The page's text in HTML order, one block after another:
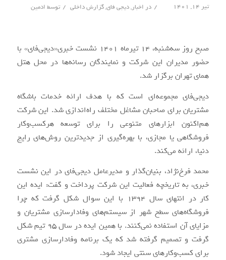
تیر ۱۴, ۱۴۰۱ / در اخبار,دیجی فای,گزارش داخلی / توسط ادمین
صبح روز سه‌شنبه، 14 تیرماه 1401 نشست خبری«دیجی‌فای» با
حضور مدیران این شرکت و نمایندگان رسانه‌ها در محل هتل
همای تهران برگزار شد.
دیجی‌فای مجموعه‌ای است که با هدف ارائه‌ خدمات باشگاه
مشتریان برای صاحبان مشاغل مختلف راه‌اندازی شد. این شرکت
هم‌اکنون ابزارهای متنوعی را برای توسعه‌ هر‌کسب‌وکار
فروشگاهی یا مجازی، با بهره‌گیری از جدیدترین‌ روش‌های رایج
دنیا، ارائه می‌کند.
محمد فرخ‌نژاد، بنیان‌گذار و مدیرعامل دیجی‌فای در این نشست
خبری، به تاریخچه فعالیت این شرکت پرداخت و گفت: ایده این
کار در انتهای سال 1394 با این سوال شکل گرفت که چرا
فروشگاه‌های سطح شهر از سیستم‌های وفادارسازی مشتریان و
مزایای آن استفاده نمی‌کنند. با همین ایده در سال 95 تیم شکل
گرفت و تصمیم گرفته شد که یک برنامه وفادارسازی مشتری
برای کسب‌وکارهای سنتی ایجاد شود.